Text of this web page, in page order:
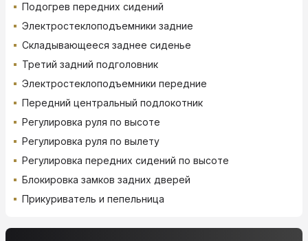
Подогрев передних сидений
Электростеклоподъемники задние
Складывающееся заднее сиденье
Третий задний подголовник
Электростеклоподъемники передние
Передний центральный подлокотник
Регулировка руля по высоте
Регулировка руля по вылету
Регулировка передних сидений по высоте
Блокировка замков задних дверей
Прикуриватель и пепельница